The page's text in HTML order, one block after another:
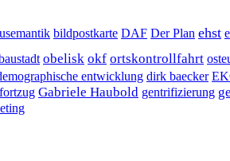
bildpostkarte DAF Der Plan ehst
obelisk okf ortskontrollfahrt
entwicklung dirk baecker
fortzug Gabriele Haubold gentrifizierung